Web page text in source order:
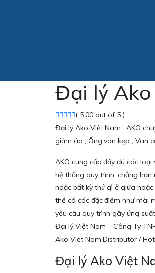
Đại lý
( 5.00 out of 5 )
Đại lý Ako Việt Nam . AKO
giảm áp , Ống van kẹp , Van
AKO cung cấp đầy đủ các
hệ thống quy trình; chẳng hạn
hoặc bất kỳ thứ gì ở giữa
thể có các đặc điểm như mài
yêu cầu quy trình gây ứng
Đại lý Việt Nam – Công Ty
Ako Viet Nam Distributor /
Đại lý Ako Việt